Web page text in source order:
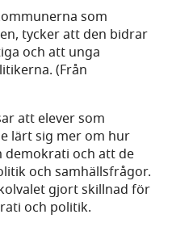
som
tycker att den bidrar
och att unga
(Från
att elever som
lärt sig mer om hur
och att de
och samhällsfrågor.
gjort skillnad för
och politik.